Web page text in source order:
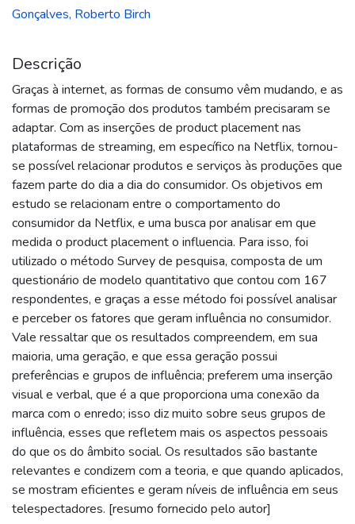
Gonçalves, Roberto Birch
Descrição
Graças à internet, as formas de consumo vêm mudando, e as
formas de promoção dos produtos também precisaram se
adaptar. Com as inserções de product placement nas
plataformas de streaming, em específico na Netflix, tornou-
se possível relacionar produtos e serviços às produções que
fazem parte do dia a dia do consumidor. Os objetivos em
estudo se relacionam entre o comportamento do
consumidor da Netflix, e uma busca por analisar em que
medida o product placement o influencia. Para isso, foi
utilizado o método Survey de pesquisa, composta de um
questionário de modelo quantitativo que contou com 167
respondentes, e graças a esse método foi possível analisar
e perceber os fatores que geram influência no consumidor.
Vale ressaltar que os resultados compreendem, em sua
maioria, uma geração, e que essa geração possui
preferências e grupos de influência; preferem uma inserção
visual e verbal, que é a que proporciona uma conexão da
marca com o enredo; isso diz muito sobre seus grupos de
influência, esses que refletem mais os aspectos pessoais
do que os do âmbito social. Os resultados são bastante
relevantes e condizem com a teoria, e que quando aplicados,
se mostram eficientes e geram níveis de influência em seus
telespectadores. [resumo fornecido pelo autor]